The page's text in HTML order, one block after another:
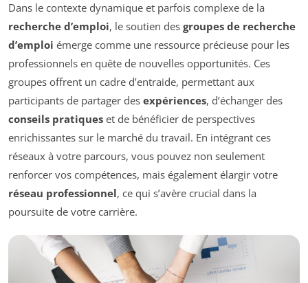
Dans le contexte dynamique et parfois complexe de la
recherche d’emploi, le soutien des groupes de recherche
d’emploi émerge comme une ressource précieuse pour les
professionnels en quête de nouvelles opportunités. Ces
groupes offrent un cadre d’entraide, permettant aux
participants de partager des expériences, d’échanger des
conseils pratiques et de bénéficier de perspectives
enrichissantes sur le marché du travail. En intégrant ces
réseaux à votre parcours, vous pouvez non seulement
renforcer vos compétences, mais également élargir votre
réseau professionnel, ce qui s’avère crucial dans la
poursuite de votre carrière.